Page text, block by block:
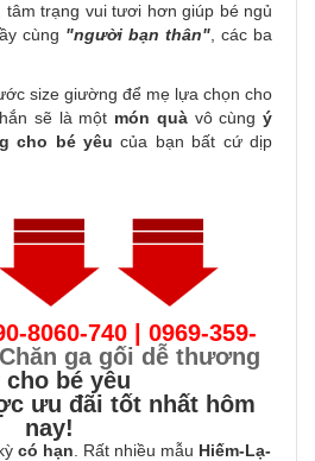
tâm trạng vui tươi hơn giúp bé ngủ
cùng "người bạn thân" , các ba
size giường để mẹ lựa chọn cho
sẽ là một món quàvô cùngý
cho bé yêu của bạn bất cứ dịp
8060-740 | 0969-359-
ga gối dễ thương
cho bé yêu
ưu đãi tốt nhất hôm
nay!
có hạn . Rất nhiều mẫu Hiếm-Lạ-